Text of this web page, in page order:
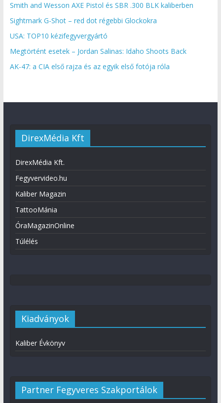
Smith and Wesson AXE Pistol és SBR .300 BLK kaliberben
Sightmark G-Shot – red dot régebbi Glockokra
USA: TOP10 kézifegyvergyártó
Megtörtént esetek – Jordan Salinas: Idaho Shoots Back
AK-47: a CIA első rajza és az egyik első fotója róla
DirexMédia Kft
DirexMédia Kft.
Fegyvervideo.hu
Kaliber Magazin
TattooMánia
ÓraMagazinOnline
Túlélés
Kiadványok
Kaliber Évkönyv
Partner Fegyveres Szakportálok